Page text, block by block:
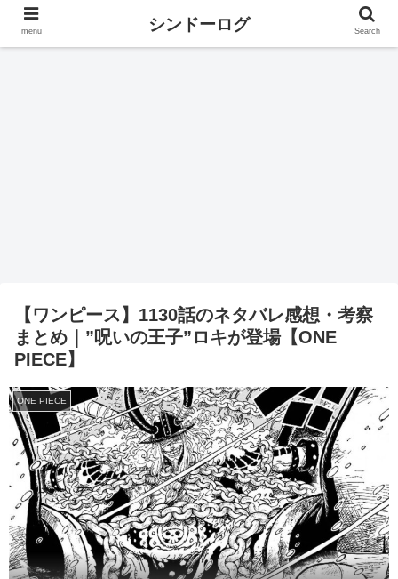
【ワンピース】1130話のネタバレ感想・考察
まとめ｜”呪いの王子”ロキが登場【ONE
PIECE】
ONE PIECE
menu シンドーログ Search